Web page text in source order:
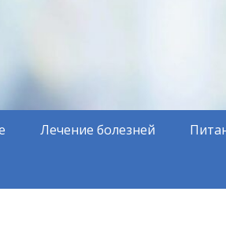
Лечение болезней